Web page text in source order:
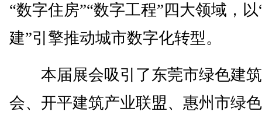
“数字住房”“数字工程”四大领域，以
建”引擎推动城市数字化转型。
本届展会吸引了东莞市绿色建
会、开平建筑产业联盟、惠州市绿